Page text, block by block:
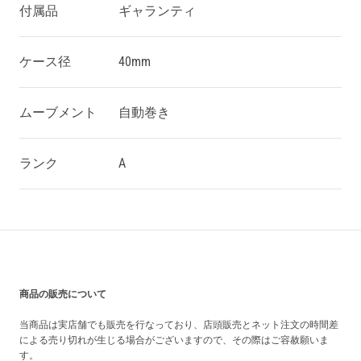
付属品 ギャランティ
ケース径 40mm
ムーブメント 自動巻き
ランク A
商品の販売について
当商品は実店舗でも販売を行なっており、店頭販売とネット注文の時間差
による売り切れが生じる場合がございますので、その際はご容赦願いま
す。